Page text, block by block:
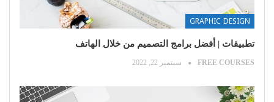
GRAPHIC DESIGN
تطبيقات | أفضل برامج التصميم من خلال الهاتف
FREE COURSES سبتمبر 22, 2022